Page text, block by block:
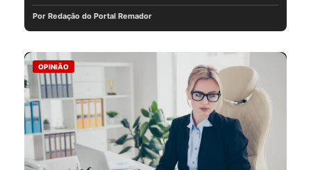
Por Redação do Portal Remador
OPINIÃO